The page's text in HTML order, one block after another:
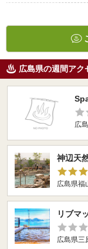
広島県の週間アク
広
神辺天
広島県福
リブマ
広島県三